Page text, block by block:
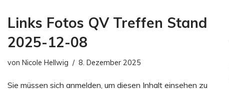
Links Fotos QV Treffen Stand
2025-12-08
von Nicole Hellwig 8. Dezember 2025
Sie müssen sich anmelden, um diesen Inhalt einsehen zu